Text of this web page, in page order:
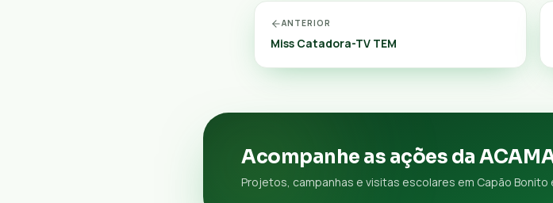
ANTERIOR
Miss Catadora-TV TEM
Acompanhe as ações da
Projetos, campanhas e visitas escolares em Capão Bonito